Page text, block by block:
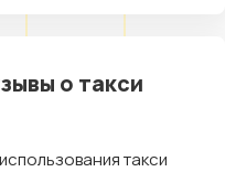
о такси
такси